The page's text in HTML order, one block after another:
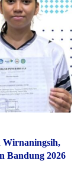
Wirnaningsih,
Bandung 2026